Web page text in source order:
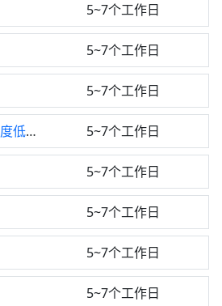
5~7个工作日
5~7个工作日
5~7个工作日
高效液相色谱如果浓度低检测 5~7个工作日
5~7个工作日
5~7个工作日
5~7个工作日
5~7个工作日